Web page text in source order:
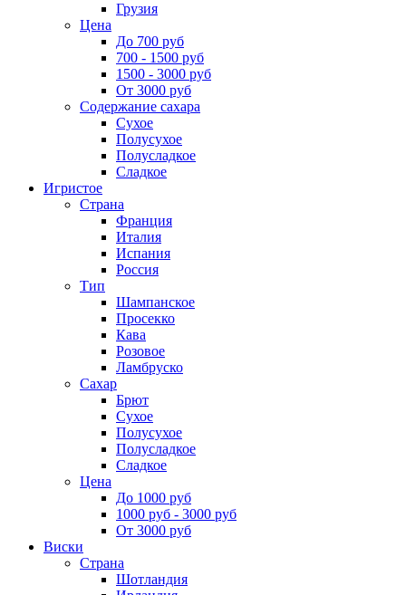
Грузия
Цена
До 700 руб
700 - 1500 руб
1500 - 3000 руб
От 3000 руб
Содержание сахара
Сухое
Полусухое
Полусладкое
Сладкое
Игристое
Страна
Франция
Италия
Испания
Россия
Тип
Шампанское
Просекко
Кава
Розовое
Ламбруско
Сахар
Брют
Сухое
Полусухое
Полусладкое
Сладкое
Цена
До 1000 руб
1000 руб - 3000 руб
От 3000 руб
Виски
Страна
Шотландия